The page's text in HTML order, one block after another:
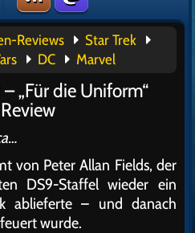
Reviews
Star Trek
DC Marvel
„Für die Uniform“
von Peter Allan Fields, der
DS9-Staffel wieder ein
ablieferte – und danach
wurde.